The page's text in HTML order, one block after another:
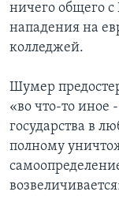
ничего общего
нападения на
колледжей.
Шумер
«во что-то иное
государства в
полному